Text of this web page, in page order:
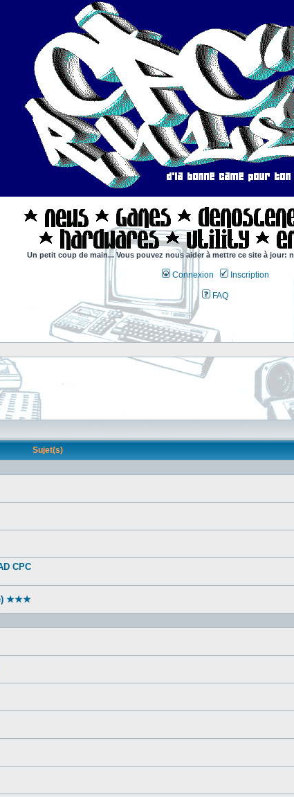
Un petit coup de main... Vous pouvez nous aider à mettre ce site à jour:
Connexion Inscription
FAQ
Sujet(s)
CPC
★★★